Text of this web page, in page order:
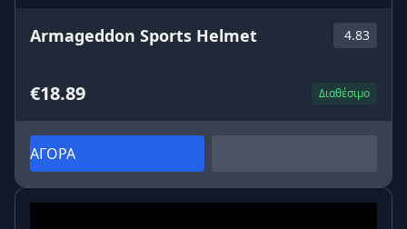
Armageddon Sports Helmet 4.83
€18.89 Διαθέσιμο
ΑΓΟΡΑ